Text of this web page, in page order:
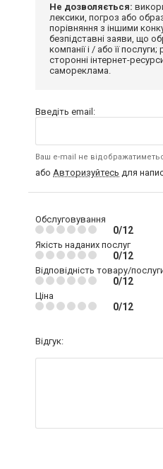
Не дозволяється:
лексики, погроз або
порівняння з іншими
безпідставні заяви, що
компанії і / або її
сторонні інтернет-
самореклама.
Введіть email:
Ваш e-mail не
або Авторизуйтесь для
Обслуговування
0/12
Якість наданих послуг
0/12
Відповідність товару/
0/12
Ціна
0/12
Відгук: